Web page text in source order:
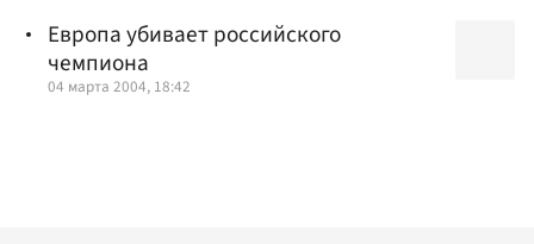
Европа убивает российского
чемпиона
04 марта 2004, 18:42